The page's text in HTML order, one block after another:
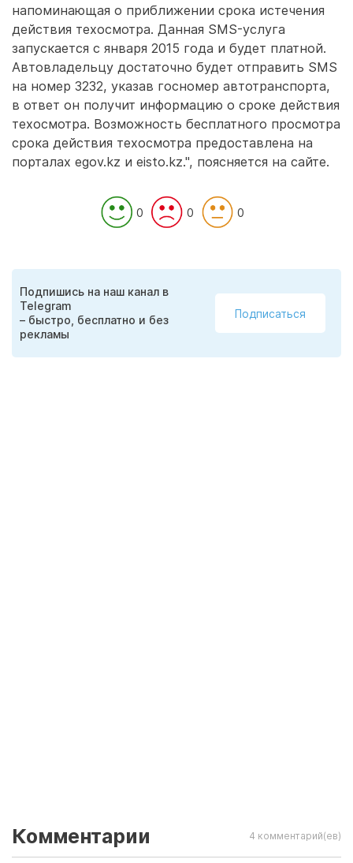
напоминающая о приближении срока истечения
действия техосмотра. Данная SMS-услуга
запускается с января 2015 года и будет платной.
Автовладельцу достаточно будет отправить SMS
на номер 3232, указав госномер автотранспорта,
в ответ он получит информацию о сроке действия
техосмотра. Возможность бесплатного просмотра
срока действия техосмотра предоставлена на
порталах egov.kz и eisto.kz.", поясняется на сайте.
0 0 0
Подпишись на наш канал в
Telegram
– быстро, бесплатно и без
рекламы
Подписаться
Комментарии 4 комментарий(ев)